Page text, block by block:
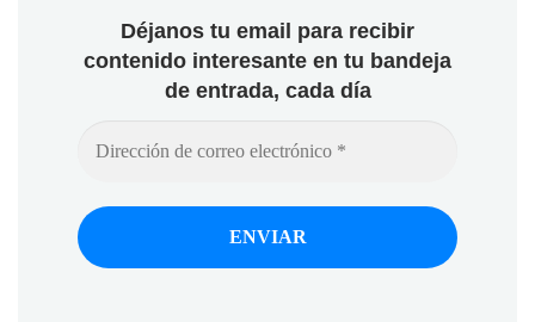
Déjanos tu email para recibir
contenido interesante en tu bandeja
de entrada, cada día